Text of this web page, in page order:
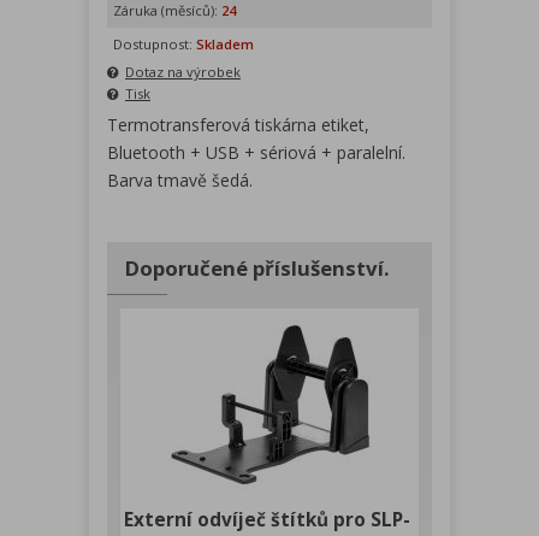
Záruka (měsíců): 24
Dostupnost: Skladem
Dotaz na výrobek
Tisk
Termotransferová tiskárna etiket,
Bluetooth + USB + sériová + paralelní.
Barva tmavě šedá.
Doporučené příslušenství.
Externí odvíječ štítků pro SLP-